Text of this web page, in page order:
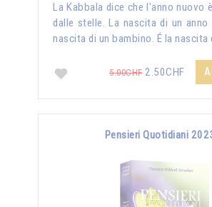
La Kabbala dice che l'anno nuovo
dalle stelle. La nascita di un anno
nascita di un bambino. É la nascita
5.00CHF2.50CHF
Pensieri Quotidiani